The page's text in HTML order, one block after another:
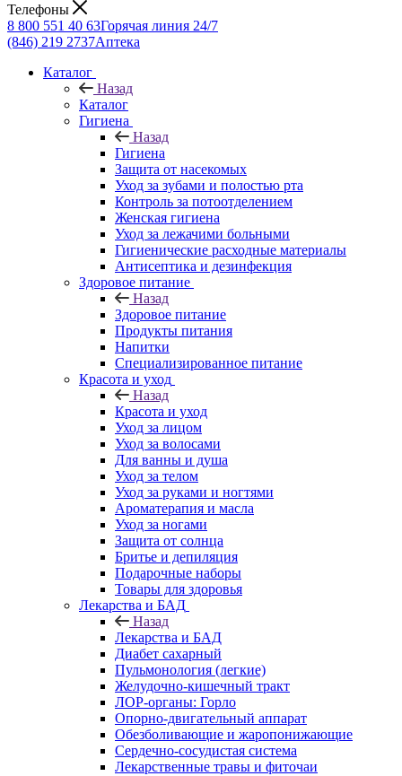
Телефоны
8 800 551 40 63Горячая линия 24/7
(846) 219 2737Аптека
Каталог
Назад
Каталог
Гигиена
Назад
Гигиена
Защита от насекомых
Уход за зубами и полостью рта
Контроль за потоотделением
Женская гигиена
Уход за лежачими больными
Гигиенические расходные материалы
Антисептика и дезинфекция
Здоровое питание
Назад
Здоровое питание
Продукты питания
Напитки
Специализированное питание
Красота и уход
Назад
Красота и уход
Уход за лицом
Уход за волосами
Для ванны и душа
Уход за телом
Уход за руками и ногтями
Ароматерапия и масла
Уход за ногами
Защита от солнца
Бритье и депиляция
Подарочные наборы
Товары для здоровья
Лекарства и БАД
Назад
Лекарства и БАД
Диабет сахарный
Пульмонология (легкие)
Желудочно-кишечный тракт
ЛОР-органы: Горло
Опорно-двигательный аппарат
Обезболивающие и жаропонижающие
Сердечно-сосудистая система
Лекарственные травы и фиточаи